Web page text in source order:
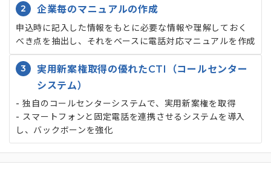
2 企業毎のマニュアルの作成
申込時に記入した情報をもとに必要な情報や理解しておく
べき点を抽出し、それをベースに電話対応マニュアルを作成
3
実用新案権取得の優れたCTI（コールセンター
システム）
- 独自のコールセンターシステムで、実用新案権を取得
- スマートフォンと固定電話を連携させるシステムを導入
し、バックボーンを強化